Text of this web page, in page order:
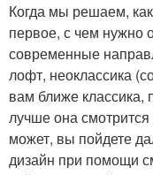
Когда мы решаем,
первое, с чем нужно
современные
лофт, неоклассика
вам ближе классика,
лучше она
может, вы пойдете
дизайн при помощи